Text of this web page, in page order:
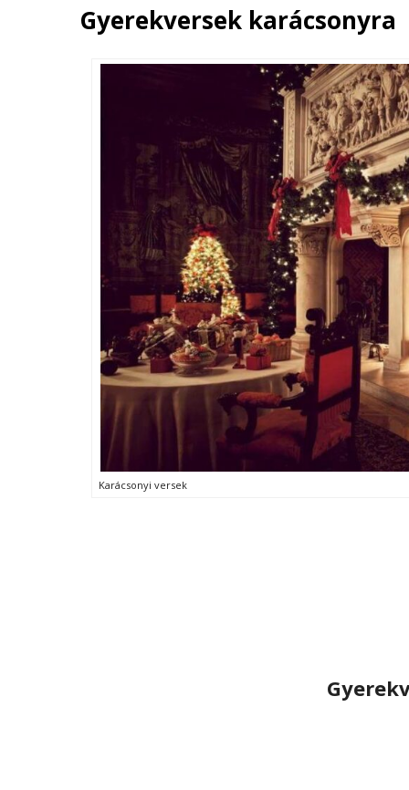
Gyerekversek karácsonyra
Karácsonyi versek